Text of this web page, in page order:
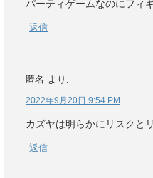
パーティゲームなのにフィ
返信
匿名 より:
2022年9月20日 9:54 PM
カズヤは明らかにリスクと
返信